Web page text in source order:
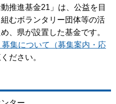
推進基金21」は、公益を目
むボランタリー団体等の活
、県が設置した基金です。
募集について（募集案内・応
ださい。